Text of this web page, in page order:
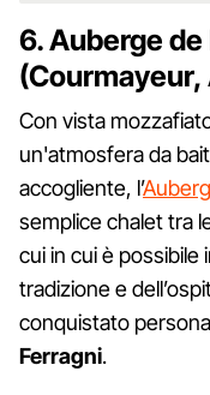
6. Auberge de
(Courmayeur,
Con vista
un'atmosfera da
accogliente, l’
semplice chalet tra
cui in cui è possibile
tradizione e
conquistato
Ferragni.